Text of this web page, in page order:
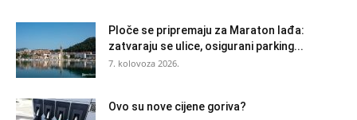
Ploče se pripremaju za Maraton lađa:
zatvaraju se ulice, osigurani parking...
7. kolovoza 2026.
Ovo su nove cijene goriva?